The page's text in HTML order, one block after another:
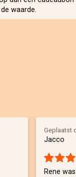
waarde.
Geplaatst
Jacco
Rene